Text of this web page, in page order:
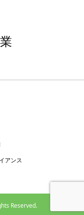
アンス
Reserved.